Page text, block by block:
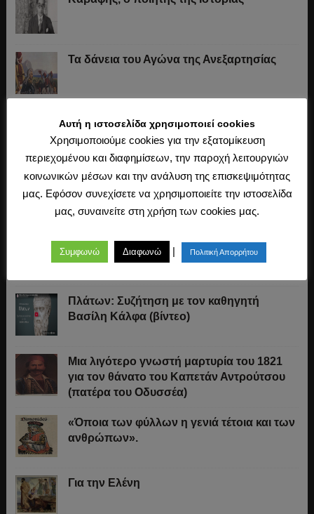
Τα δάνεια του Αγώνα της Ανεξαρτησίας
Το «σύστημα» του Ιωάννη Κωλέττη (1844-
Η άλωση της Κωνσταντινούπολης (1453)
Ο Μακιαβέλι, η Δημοκρατία και η εκλογή
των αρχόντων
Πλάτων: Συζήτηση με τον καθηγητή
Βασίλη Κάλφα (βίντεο)
Μια λιγότερο γνωστή μαρτυρία του 1821
για τον θάνατο του Καπετάν Αντρούτσου
(πατέρα του Οδυσσέα)
«Όποια των φύλλων η γενιά τέτοια και των
ανθρώπων».
Για την Ελένη
Αυτή η ιστοσελίδα χρησιμοποιεί cookies
Χρησιμοποιούμε cookies για την εξατομίκευση
περιεχομένου και διαφημίσεων, την παροχή λειτουργιών
κοινωνικών μέσων και την ανάλυση της επισκεψιμότητας
μας. Εφόσον συνεχίσετε να χρησιμοποιείτε την ιστοσελίδα
μας, συναινείτε στη χρήση των cookies μας.
Συμφωνώ Διαφωνώ | Πολιτική Απορρήτου